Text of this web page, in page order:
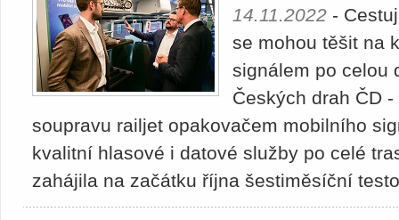
14.11.2022 -
se mohou těšit na
signálem po celou
Českých drah ČD
soupravu railjet opakovačem mobilního
kvalitní hlasové i datové služby po celé
zahájila na začátku října šestiměsíční